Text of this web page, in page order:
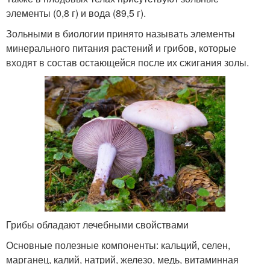
элементы (0,8 г) и вода (89,5 г).
Зольными в биологии принято называть элементы
минерального питания растений и грибов, которые
входят в состав остающейся после их сжигания золы.
Грибы обладают лечебными свойствами
Основные полезные компоненты: кальций, селен,
марганец, калий, натрий, железо, медь, витаминная